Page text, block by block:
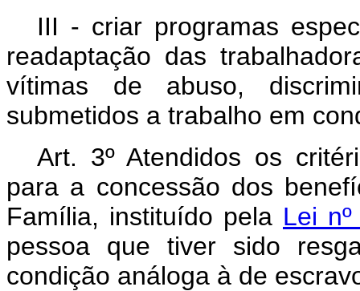
III - criar programas
readaptação das
vítimas de abuso,
submetidos a trabalho em
Art. 3º Atendidos os
para a concessão dos
Família, instituído pela Lei
pessoa que tiver sido
condição análoga à de